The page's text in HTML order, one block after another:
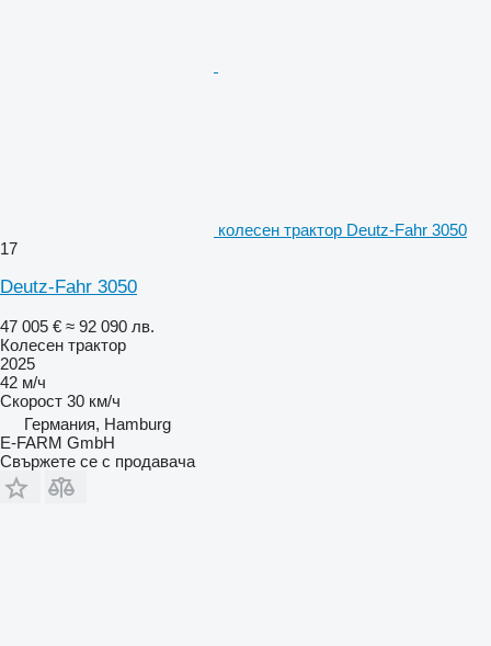
колесен трактор Deutz-Fahr 3050
17
Deutz-Fahr 3050
47 005 € ≈ 92 090 лв.
Колесен трактор
2025
42 м/ч
Скорост 30 км/ч
Германия, Hamburg
E-FARM GmbH
Свържете се с продавача